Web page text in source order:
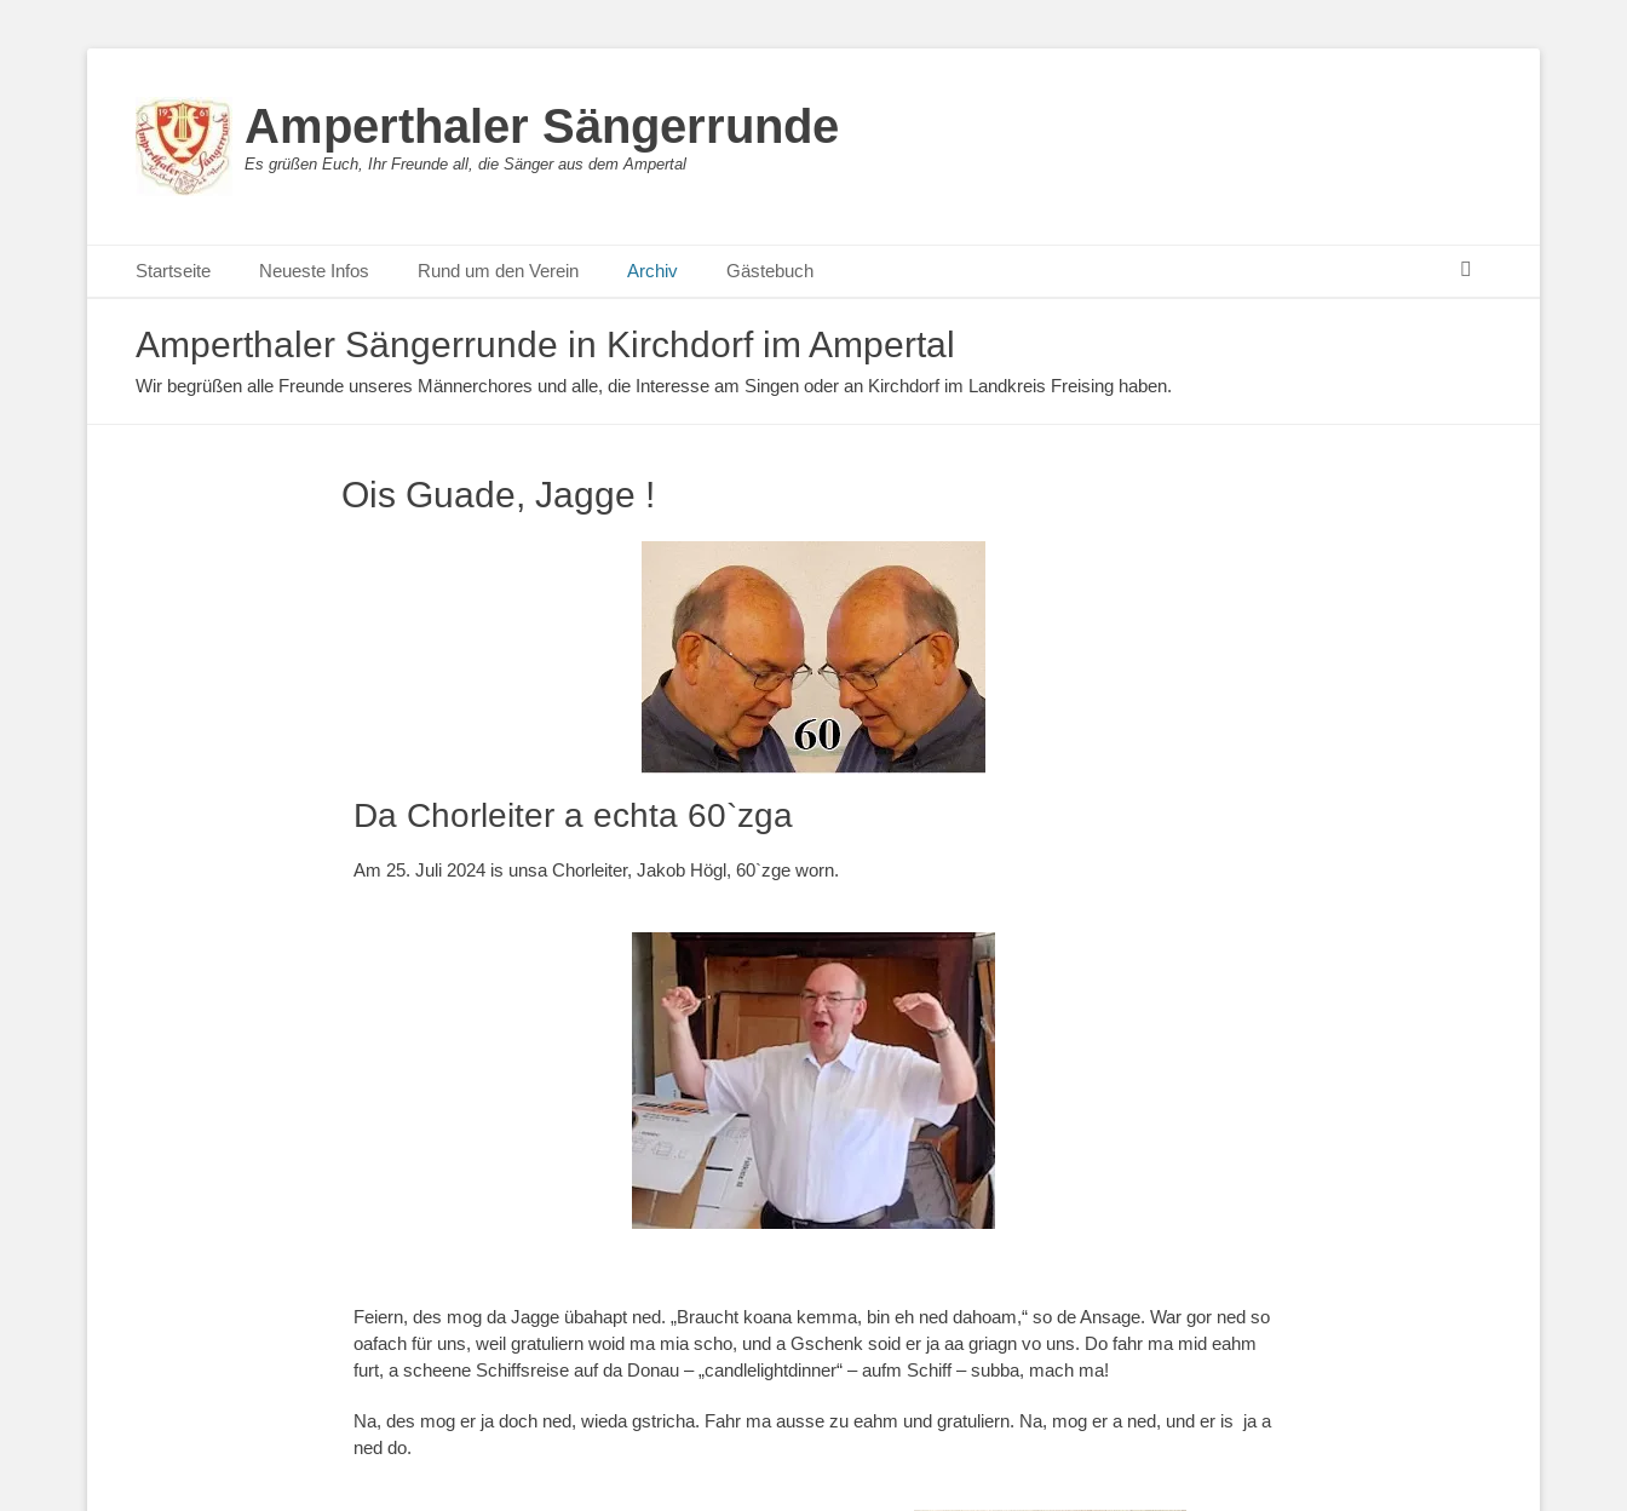
Amperthaler Sängerrunde
Es grüßen Euch, Ihr Freunde all, die Sänger aus dem Ampertal
Primäres Menü
Startseite Neueste Infos Rund um den Verein Archiv Gästebuch
Amperthaler Sängerrunde in Kirchdorf im Ampertal
Wir begrüßen alle Freunde unseres Männerchores und alle, die Interesse am Singen oder an Kirchdorf im Landkreis Freising haben.
Ois Guade, Jagge !
Da Chorleiter a echta 60`zga
Am 25. Juli 2024 is unsa Chorleiter, Jakob Högl, 60`zge worn.
Feiern, des mog da Jagge übahapt ned. „Braucht koana kemma, bin eh ned dahoam,“ so de Ansage. War gor ned so
oafach für uns, weil gratuliern woid ma mia scho, und a Gschenk soid er ja aa griagn vo uns. Do fahr ma mid eahm
furt, a scheene Schiffsreise auf da Donau – „candlelightdinner“ – aufm Schiff – subba, mach ma!
Na, des mog er ja doch ned, wieda gstricha. Fahr ma ausse zu eahm und gratuliern. Na, mog er a ned, und er is ja a
ned do.